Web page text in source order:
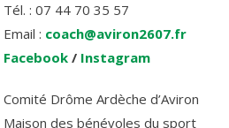
Tél. : 07 44 70 35 57
Email : coach@aviron2607.fr
Facebook / Instagram
Comité Drôme Ardèche d’Aviron
Maison des bénévoles du sport